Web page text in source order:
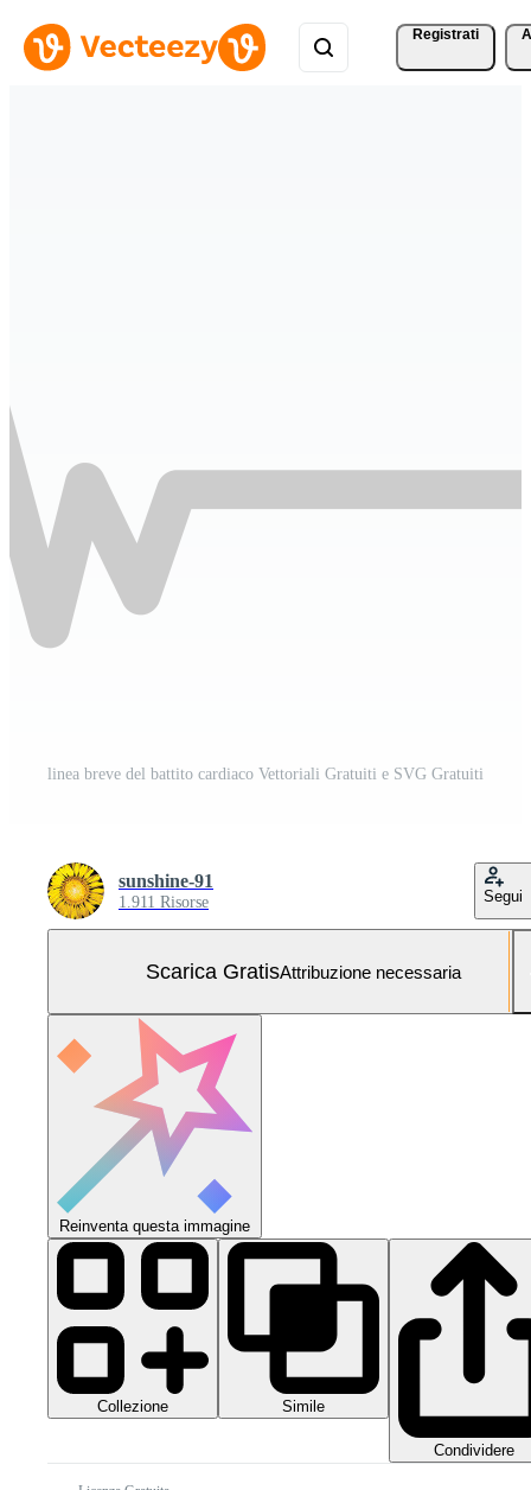
Registrati
linea breve del battito cardiaco Vettoriali Gratuiti e SVG Gratuiti
sunshine-91
1.911 Risorse Segui
Scarica GratisAttribuzione necessaria
Reinventa questa immagine
Collezione Simile
Condividere